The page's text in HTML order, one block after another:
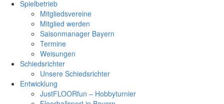
Spielbetrieb
Mitgliedsvereine
Mitglied werden
Saisonmanager Bayern
Termine
Weisungen
Schiedsrichter
Unsere Schiedsrichter
Entwicklung
JustFLOORfun – Hobbyturnier